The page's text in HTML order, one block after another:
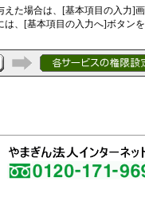
た場合は、[基本項目の入力]
、[基本項目の入力へ]ボタン